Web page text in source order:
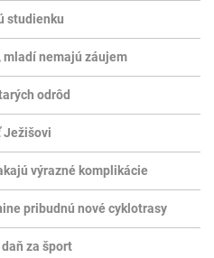
studienku
mladí nemajú záujem
odrôd
Ježišovi
výrazné komplikácie
pribudnú nové cyklotrasy
za šport